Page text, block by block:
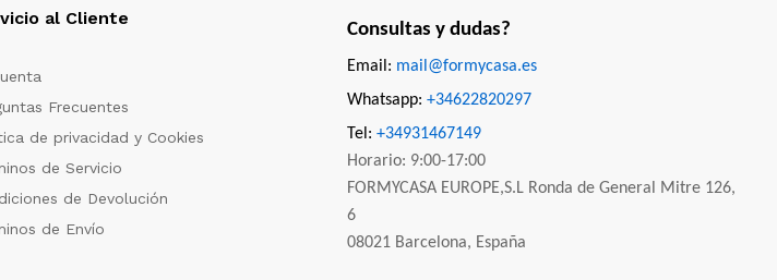
al Cliente
Frecuentes
de privacidad y Cookies
de Servicio
de Devolución
de Envío
Consultas y dudas?
Email: mail@formycasa.es
Whatsapp: +34622820297
Tel: +34931467149
Horario: 9:00-17:00
FORMYCASA EUROPE,S.L Ronda de General Mitre 126,
6
08021 Barcelona, España